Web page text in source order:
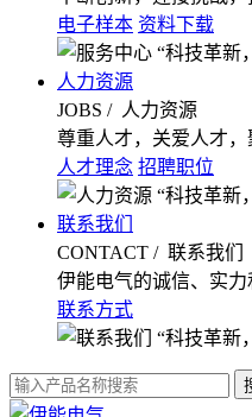
电子样本 资料下载
“科技革新
人力资源
JOBS / 人力资源
尊重人才，关爱人才，
人才理念 招聘职位
“科技革新
联系我们
CONTACT / 联系我们
伊能电气的诚信、实
联系方式
“科技革新